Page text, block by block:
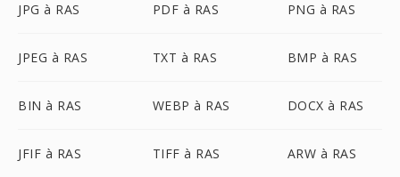
JPG à RAS PDF à RAS PNG à RAS
JPEG à RAS TXT à RAS BMP à RAS
BIN à RAS WEBP à RAS DOCX à RAS
JFIF à RAS TIFF à RAS ARW à RAS